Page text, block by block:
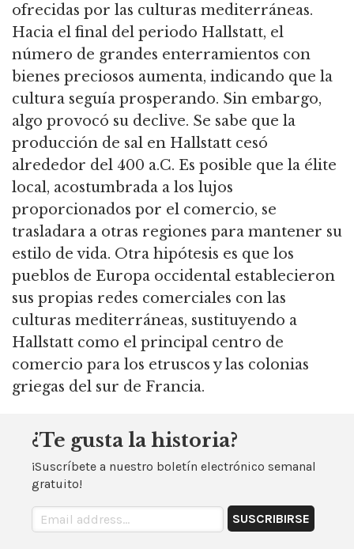
ofrecidas por las culturas mediterráneas.
Hacia el final del periodo Hallstatt, el
número de grandes enterramientos con
bienes preciosos aumenta, indicando que la
cultura seguía prosperando. Sin embargo,
algo provocó su declive. Se sabe que la
producción de sal en Hallstatt cesó
alrededor del 400 a.C. Es posible que la élite
local, acostumbrada a los lujos
proporcionados por el comercio, se
trasladara a otras regiones para mantener su
estilo de vida. Otra hipótesis es que los
pueblos de Europa occidental establecieron
sus propias redes comerciales con las
culturas mediterráneas, sustituyendo a
Hallstatt como el principal centro de
comercio para los etruscos y las colonias
griegas del sur de Francia.
¿Te gusta la historia?
¡Suscríbete a nuestro boletín electrónico semanal
gratuito!